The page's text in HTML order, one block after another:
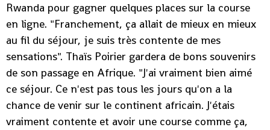
Rwanda pour gagner quelques places sur la course
en ligne. "Franchement, ça allait de mieux en mieux
au fil du séjour, je suis très contente de mes
sensations". Thaïs Poirier gardera de bons souvenirs
de son passage en Afrique. "J'ai vraiment bien aimé
ce séjour. Ce n'est pas tous les jours qu'on a la
chance de venir sur le continent africain. J'étais
vraiment contente et avoir une course comme ça,